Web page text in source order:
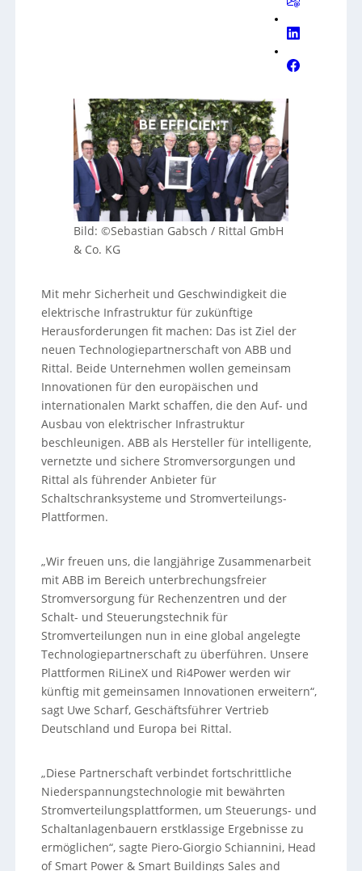
Bild: ©Sebastian Gabsch / Rittal GmbH
& Co. KG
Mit mehr Sicherheit und Geschwindigkeit die
elektrische Infrastruktur für zukünftige
Herausforderungen fit machen: Das ist Ziel der
neuen Technologiepartnerschaft von ABB und
Rittal. Beide Unternehmen wollen gemeinsam
Innovationen für den europäischen und
internationalen Markt schaffen, die den Auf- und
Ausbau von elektrischer Infrastruktur
beschleunigen. ABB als Hersteller für intelligente,
vernetzte und sichere Stromversorgungen und
Rittal als führender Anbieter für
Schaltschranksysteme und Stromverteilungs-
Plattformen.
„Wir freuen uns, die langjährige Zusammenarbeit
mit ABB im Bereich unterbrechungsfreier
Stromversorgung für Rechenzentren und der
Schalt- und Steuerungstechnik für
Stromverteilungen nun in eine global angelegte
Technologiepartnerschaft zu überführen. Unsere
Plattformen RiLineX und Ri4Power werden wir
künftig mit gemeinsamen Innovationen erweitern“,
sagt Uwe Scharf, Geschäftsführer Vertrieb
Deutschland und Europa bei Rittal.
„Diese Partnerschaft verbindet fortschrittliche
Niederspannungstechnologie mit bewährten
Stromverteilungsplattformen, um Steuerungs- und
Schaltanlagenbauern erstklassige Ergebnisse zu
ermöglichen“, sagte Piero-Giorgio Schiannini, Head
of Smart Power & Smart Buildings Sales and